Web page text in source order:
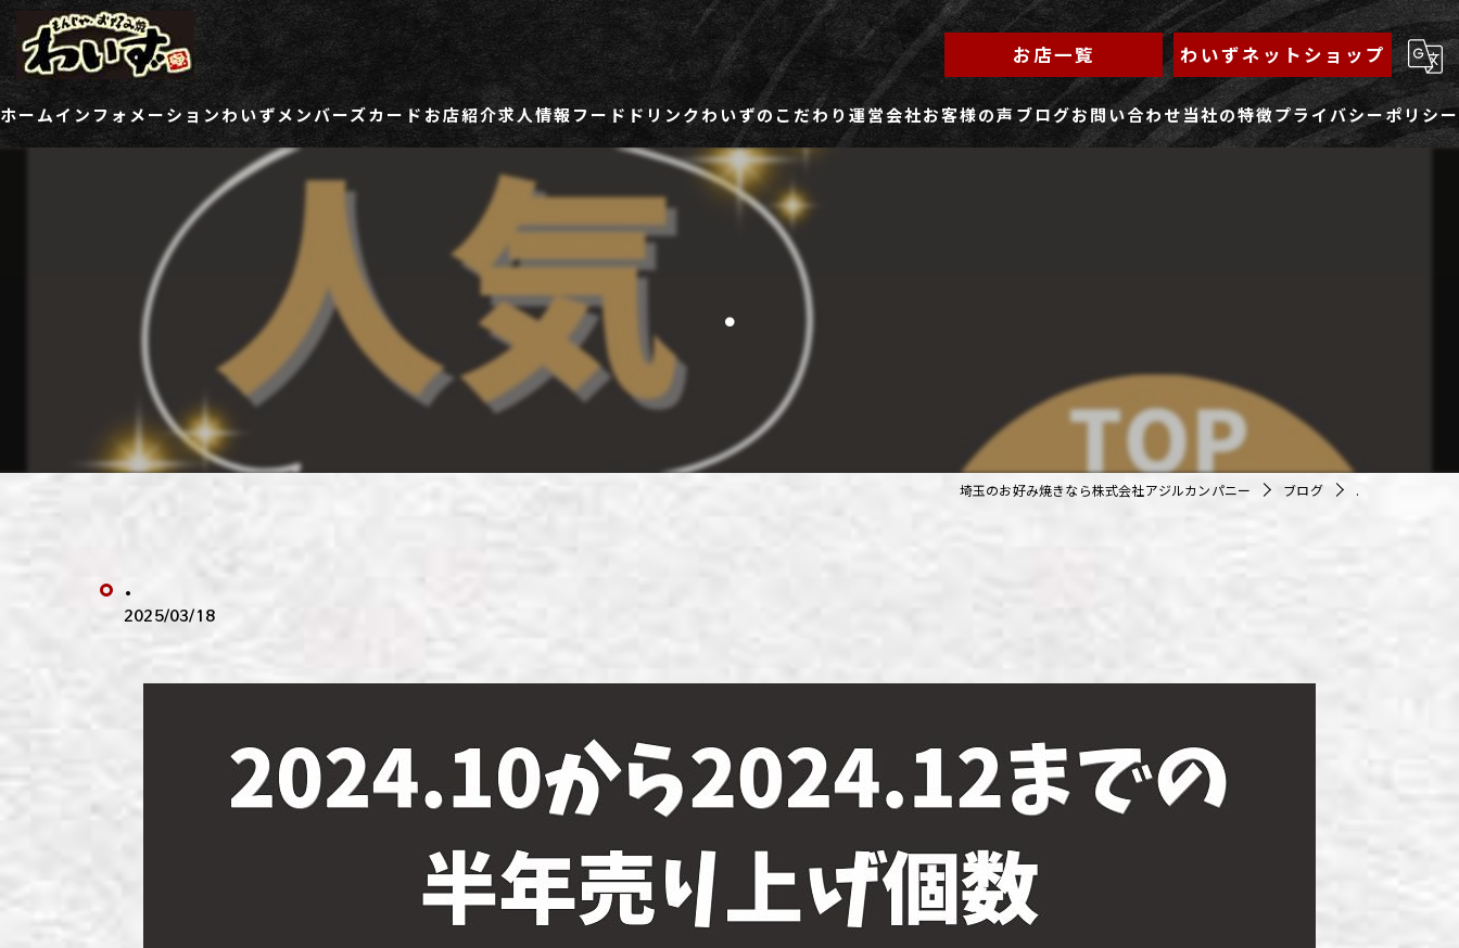
お店一覧 わいずネットショップ
ホームインフォメーションわいずメンバーズカード
ご登録情報変更フォーム
お店紹介
わいず所沢店
わいずふじみ野店
わいず熊谷店
わいず春日部店
わいず三芳店
わいず松戸店
求人情報
社員用求人ページ
パート・アルバイト用求人ページ
フード ドリンクわいずのこだわり運営会社お客様の声 ブログお問い合わせ当社の特徴プライバシーポリシー
.
埼玉のお好み焼きなら株式会社アジルカンパニー ブログ .
.
2025/03/18